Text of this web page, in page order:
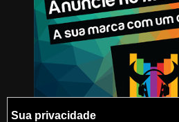
Sua privacidade